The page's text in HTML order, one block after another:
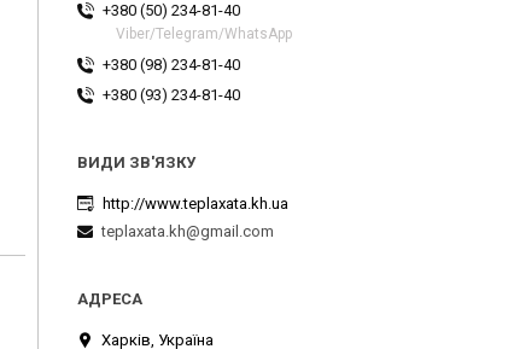
+380 (50) 234-81-40
Viber/Telegram/WhatsApp
+380 (98) 234-81-40
+380 (93) 234-81-40
http://www.teplaxata.kh.ua
teplaxata.kh@gmail.com
Харків, Україна